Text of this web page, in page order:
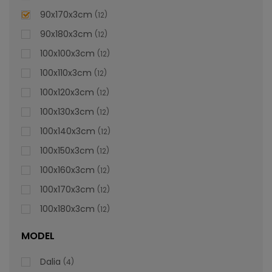
90x170x3cm 12
90x180x3cm 12
100x100x3cm 12
100x110x3cm 12
100x120x3cm 12
100x130x3cm 12
100x140x3cm 12
100x150x3cm 12
100x160x3cm 12
100x170x3cm 12
100x180x3cm 12
MODEL
Dalia 4